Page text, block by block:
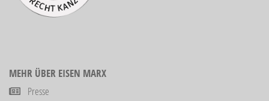
MEHR ÜBER EISEN MARX
Presse